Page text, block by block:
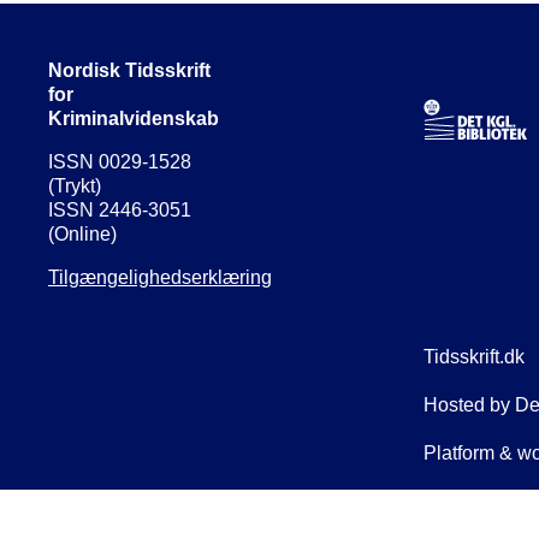
Nordisk Tidsskrift
for
Kriminalvidenskab
ISSN 0029-1528
(Trykt)
ISSN 2446-3051
(Online)
Tilgængelighedserklæring